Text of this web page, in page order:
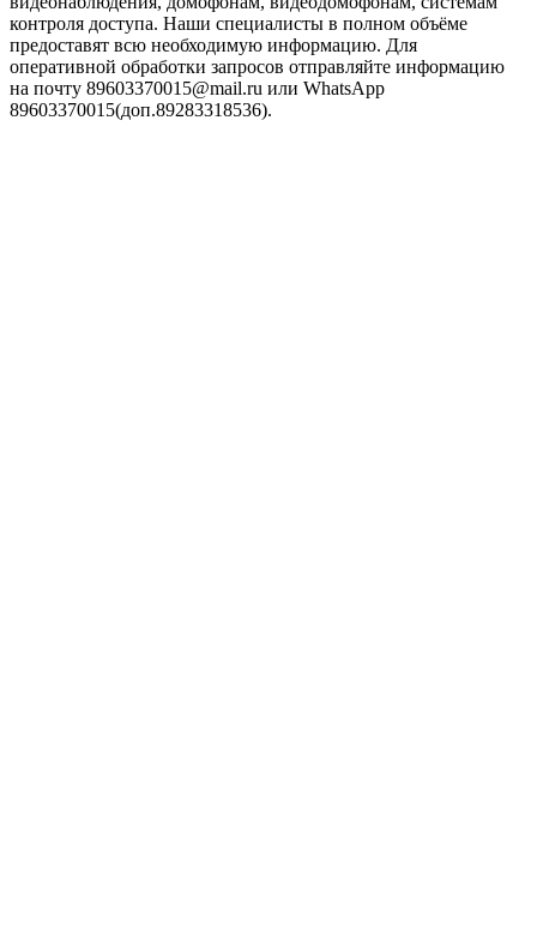
контроля доступа. Наши специалисты в полном объёме
предоставят всю необходимую информацию. Для
оперативной обработки запросов отправляйте информацию
на почту 89603370015@mail.ru или WhatsApp
89603370015(доп.89283318536).